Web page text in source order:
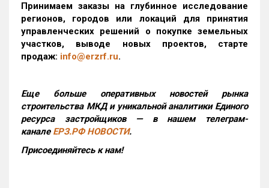
Принимаем заказы на глубинное исследование
регионов, городов или локаций для принятия
управленческих решений о покупке земельных
участков, выводе новых проектов, старте
продаж: info@erzrf.ru.
Еще больше оперативных новостей рынка
строительства МКД и уникальной аналитики Единого
ресурса застройщиков — в нашем телеграм-
канале ЕРЗ.РФ НОВОСТИ.
Присоединяйтесь к нам!